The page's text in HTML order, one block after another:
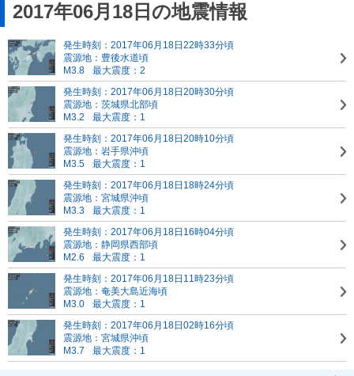
2017年06月18日の地震情報
発生時刻：2017年06月18日22時33分頃
震源地：豊後水道頃
M3.8
最大震度：2
発生時刻：2017年06月18日20時30分頃
震源地：茨城県北部頃
M3.2
最大震度：1
発生時刻：2017年06月18日20時10分頃
震源地：岩手県沖頃
M3.5
最大震度：1
発生時刻：2017年06月18日18時24分頃
震源地：宮城県沖頃
M3.3
最大震度：1
発生時刻：2017年06月18日16時04分頃
震源地：静岡県西部頃
M2.6
最大震度：1
発生時刻：2017年06月18日11時23分頃
震源地：奄美大島近海頃
M3.0
最大震度：1
発生時刻：2017年06月18日02時16分頃
震源地：宮城県沖頃
M3.7
最大震度：1